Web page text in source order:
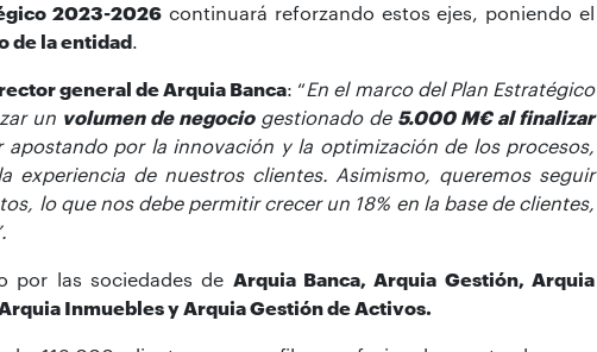
2023-2026 continuará reforzando estos ejes, poniendo el
de la entidad.
general de Arquia Banca: “En el marco del Plan Estratégico
un volumen de negociogestionado de 5.000 M€ al finalizar
por la innovación y la optimización de los procesos,
experiencia de nuestros clientes. Asimismo, queremos seguir
lo que nos debe permitir crecer un 18% en la base de clientes,
por las sociedades de Arquia Banca, Arquia Gestión, Arquia
Inmuebles y Arquia Gestión de Activos.